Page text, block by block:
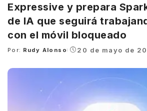
Expressive y prepara
de IA que seguirá
con el móvil bloqueado
Posted
Por: Rudy Alonso 20 de mayo de